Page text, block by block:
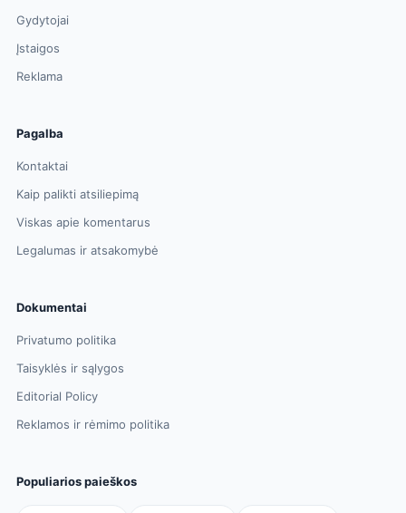
Gydytojai
Įstaigos
Reklama
Pagalba
Kontaktai
Kaip palikti atsiliepimą
Viskas apie komentarus
Legalumas ir atsakomybė
Dokumentai
Privatumo politika
Taisyklės ir sąlygos
Editorial Policy
Reklamos ir rėmimo politika
Populiarios paieškos